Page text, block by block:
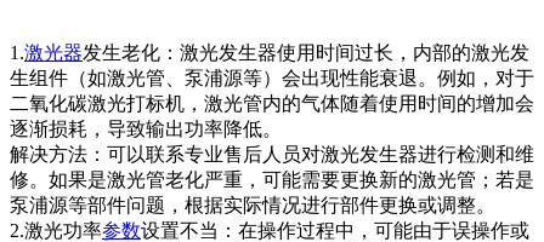
1.激光器发生老化：激光发生器使用时间过长，内部的激光发
生组件（如激光管、泵浦源等）会出现性能衰退。例如，对于
二氧化碳激光打标机，激光管内的气体随着使用时间的增加会
逐渐损耗，导致输出功率降低。
解决方法：可以联系专业售后人员对激光发生器进行检测和维
修。如果是激光管老化严重，可能需要更换新的激光管；若是
泵浦源等部件问题，根据实际情况进行部件更换或调整。
2.激光功率参数设置不当：在操作过程中，可能由于误操作或